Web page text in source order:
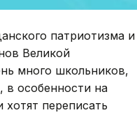
патриотизма и
Великой
много школьников,
особенности на
переписать